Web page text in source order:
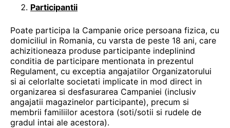
Participantii
Poate participa la Campanie orice persoana fizica, cu
domiciliul in Romania, cu varsta de peste 18 ani, care
achizitioneaza produse participante indeplinind
conditia de participare mentionata in prezentul
Regulament, cu exceptia angajatilor Organizatorului
si ai celorlalte societati implicate in mod direct in
organizarea si desfasurarea Campaniei (inclusiv
angajatii magazinelor participante), precum si
membrii familiilor acestora (soti/sotii si rudele de
gradul intai ale acestora).